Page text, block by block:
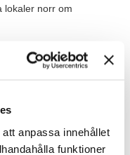
anpassa innehållet
funktioner
lokaler norr om
arbete, gärna
verksamhet. Du är
–